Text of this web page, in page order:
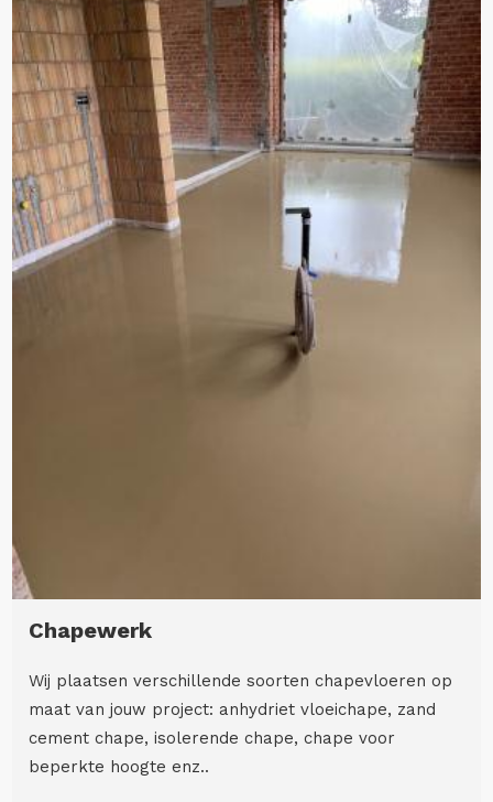
Chapewerk
Wij plaatsen verschillende soorten chapevloeren op
maat van jouw project: anhydriet vloeichape, zand
cement chape, isolerende chape, chape voor
beperkte hoogte enz..